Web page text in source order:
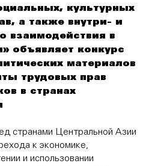
культурных
а также внутри- и
взаимодействия в
объявляет конкурс
материалов
трудовых прав
в странах
странами Центральной Азии
к экономике,
и использовании